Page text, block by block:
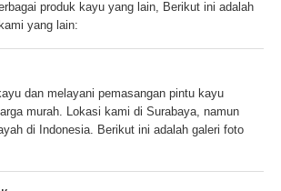
produk kayu yang lain, Berikut ini adalah
yang lain:
dan melayani pemasangan pintu kayu
murah. Lokasi kami di Surabaya, namun
di Indonesia. Berikut ini adalah galeri foto